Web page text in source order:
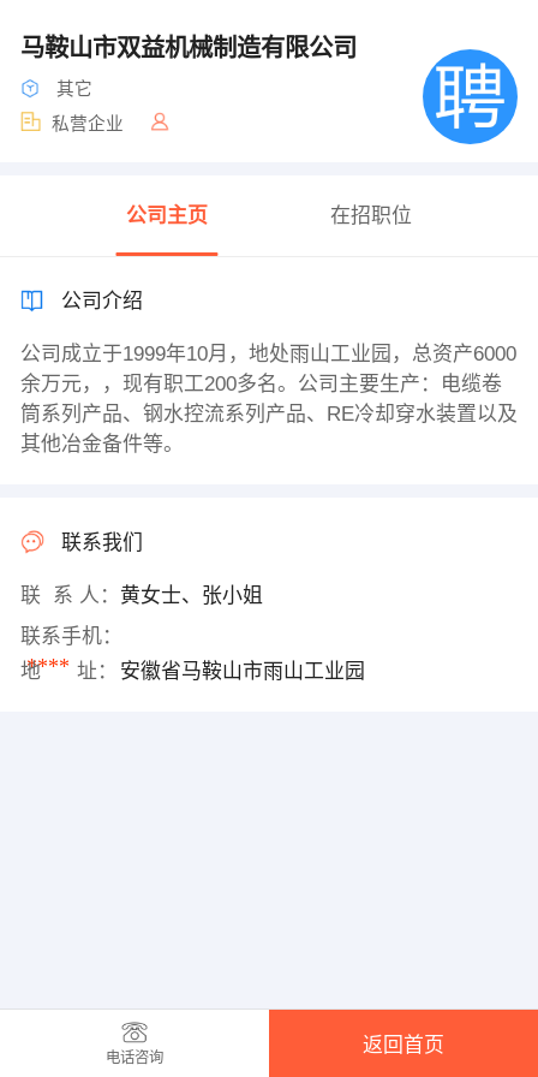
马鞍山市双益机械制造有限公司
其它
私营企业
公司主页 在招职位
公司介绍
公司成立于1999年10月，地处雨山工业园，总资产6000
余万元，，现有职工200多名。公司主要生产：电缆卷
筒系列产品、钢水控流系列产品、RE冷却穿水装置以及
其他冶金备件等。
联系我们
联 系 人： 黄女士、张小姐
联系手机：
****
地 址： 安徽省马鞍山市雨山工业园
电话咨询
返回首页